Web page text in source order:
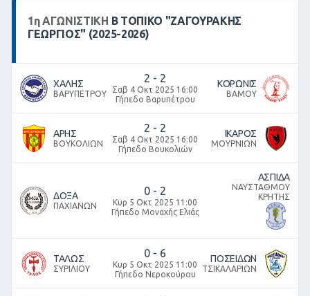
1ηΑΓΩΝΙΣΤΙΚΉ Β ΤΟΠΙΚΌ "ΖΑΓΟΥΡΑΚΗΣ
ΓΕΩΡΓΙΟΣ" (2025-2026)
ΧΑΛΗΣ
ΒΑΡΥΠΕΤΡΟΥ
2 - 2
Σαβ 4 Οκτ 2025 16:00
Γήπεδο Βαρυπέτρου
ΚΟΡΩΝΙΣ
ΒΑΜΟΥ
ΑΡΗΣ
ΒΟΥΚΟΛΙΩΝ
2 - 2
Σαβ 4 Οκτ 2025 16:00
Γήπεδο Βουκολιών
ΙΚΑΡΟΣ
ΜΟΥΡΝΙΩΝ
ΔΟΞΑ
ΠΑΧΙΑΝΩΝ
0 - 2
Κυρ 5 Οκτ 2025 11:00
Γήπεδο Μοναχής Ελιάς
ΑΣΠΙΔΑ
ΝΑΥΣΤΑΘΜΟΥ
ΚΡΗΤΗΣ
ΤΑΛΩΣ
ΣΥΡΙΛΙΟΥ
0 - 6
Κυρ 5 Οκτ 2025 11:00
Γήπεδο Νεροκούρου
ΠΟΣΕΙΔΩΝ
ΤΣΙΚΑΛΑΡΙΩΝ